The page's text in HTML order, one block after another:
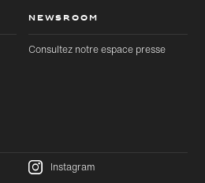
NEWSROOM
Consultez notre espace presse
Instagram